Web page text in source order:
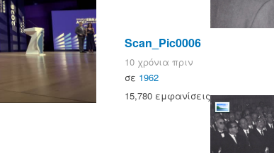
Scan_Pic0006
10 χρόνια πριν
σε 1962
15,780 εμφανίσεις